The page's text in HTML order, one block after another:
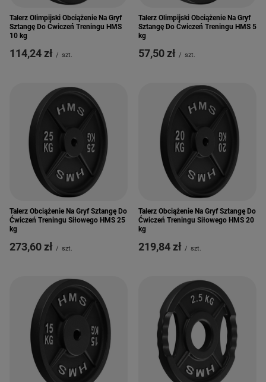
Talerz Olimpijski Obciążenie Na Gryf
Sztangę Do Ćwiczeń Treningu HMS
10 kg
114,24 zł / szt.
Talerz Olimpijski Obciążenie Na Gryf
Sztangę Do Ćwiczeń Treningu HMS 5
kg
57,50 zł / szt.
Talerz Obciążenie Na Gryf Sztangę Do
Ćwiczeń Treningu Siłowego HMS 25
kg
273,60 zł / szt.
Talerz Obciążenie Na Gryf Sztangę Do
Ćwiczeń Treningu Siłowego HMS 20
kg
219,84 zł / szt.